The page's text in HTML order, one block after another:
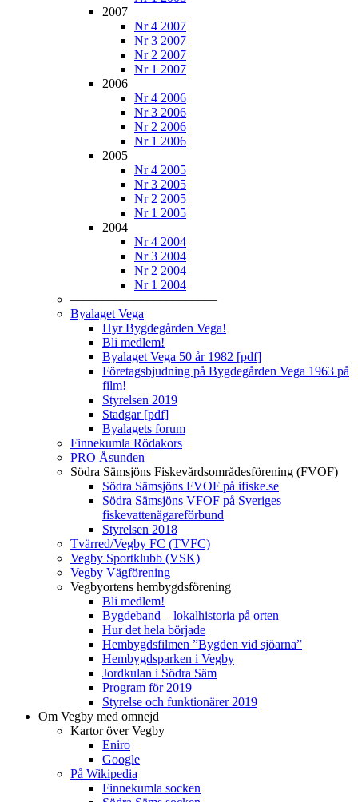
2007
Nr 4 2007
Nr 3 2007
Nr 2 2007
Nr 1 2007
2006
Nr 4 2006
Nr 3 2006
Nr 2 2006
Nr 1 2006
2005
Nr 4 2005
Nr 3 2005
Nr 2 2005
Nr 1 2005
2004
Nr 4 2004
Nr 3 2004
Nr 2 2004
Nr 1 2004
–––––––––––––––––––––––
Byalaget Vega
Hyr Bygdegården Vega!
Bli medlem!
Byalaget Vega 50 år 1982 [pdf]
Företagsbjudning på Bygdegården Vega 1963 på
film!
Styrelsen 2019
Stadgar [pdf]
Byalagets forum
Finnekumla Rödakors
PRO Åsunden
Södra Sämsjöns Fiskevårdsområdesförening (FVOF)
Södra Sämsjöns FVOF på ifiske.se
Södra Sämsjöns VFOF på Sveriges
fiskevattenägareförbund
Styrelsen 2018
Tvärred/Vegby FC (TVFC)
Vegby Sportklubb (VSK)
Vegby Vägförening
Vegbyortens hembygdsförening
Bli medlem!
Bygdeband – lokalhistoria på orten
Hur det hela började
Hembygdsfilmen ”Bygden vid sjöarna”
Hembygdsparken i Vegby
Jordkulan i Södra Säm
Program för 2019
Styrelse och funktionärer 2019
Om Vegby med omnejd
Kartor över Vegby
Eniro
Google
På Wikipedia
Finnekumla socken